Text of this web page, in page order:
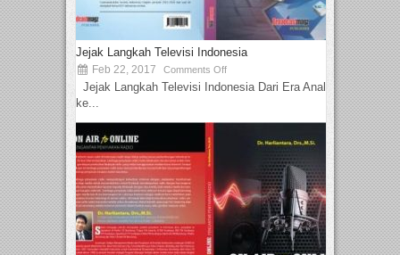
Jejak Langkah Televisi Indonesia
Feb 22, 2017 Comments Off
Jejak Langkah Televisi Indonesia Dari Era Analog
ke...